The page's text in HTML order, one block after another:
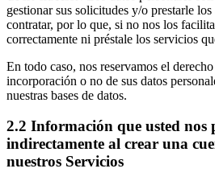
gestionar sus solicitudes y/o prestarle
contratar, por lo que, si no nos los
correctamente ni préstale los servicios
En todo caso, nos reservamos el
incorporación o no de sus datos
nuestras bases de datos.
2.2 Información que usted nos
indirectamente al crear una
nuestros Servicios